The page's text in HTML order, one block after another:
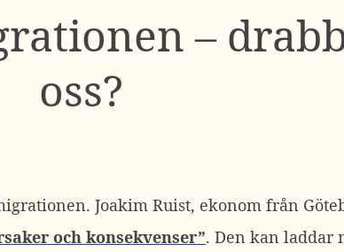
–
oss?
Joakim Ruist, ekonom från
och konsekvenser”. Den kan laddar